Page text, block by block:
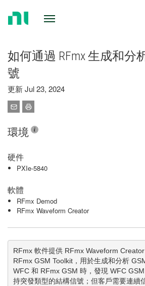
如何通過 RFmx 生成和分
號
更新 Jul 23, 2024
環境
硬件
PXIe-5840
軟體
RFmx Demod
RFmx Waveform Creator
RFmx 軟件提供 RFmx Waveform
RFmx GSM Toolkit，用於生成和分析
WFC 和 RFmx GSM 時，發現 WFC
持突發類型的結構信號；但客戶需要連續